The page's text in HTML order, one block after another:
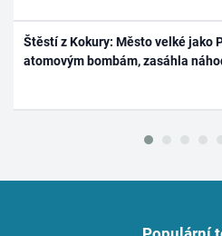
Štěstí z Kokury: Město velké jako
atomovým bombám, zasáhla